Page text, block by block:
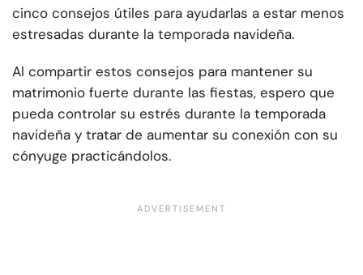
cinco consejos útiles para ayudarlas a estar menos
estresadas durante la temporada navideña.
Al compartir estos consejos para mantener su
matrimonio fuerte durante las fiestas, espero que
pueda controlar su estrés durante la temporada
navideña y tratar de aumentar su conexión con su
cónyuge practicándolos.